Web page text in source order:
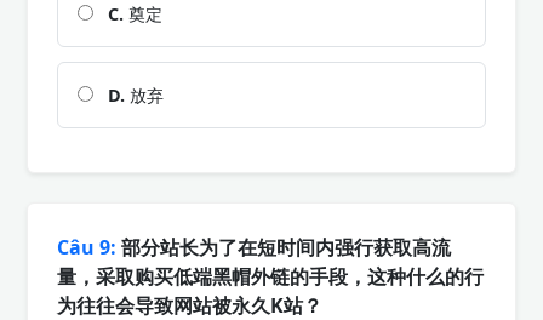
C. 奠定
D. 放弃
Câu 9: 部分站长为了在短时间内强行获取高流
量，采取购买低端黑帽外链的手段，这种什么的行
为往往会导致网站被永久K站？